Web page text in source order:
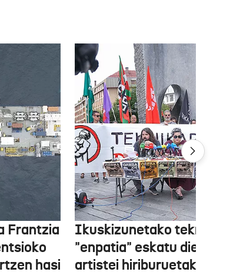
Frantzia
hasi
Ikuskizunetako teknikariek
"enpatia" eskatu diete
artistei hiriburuetako